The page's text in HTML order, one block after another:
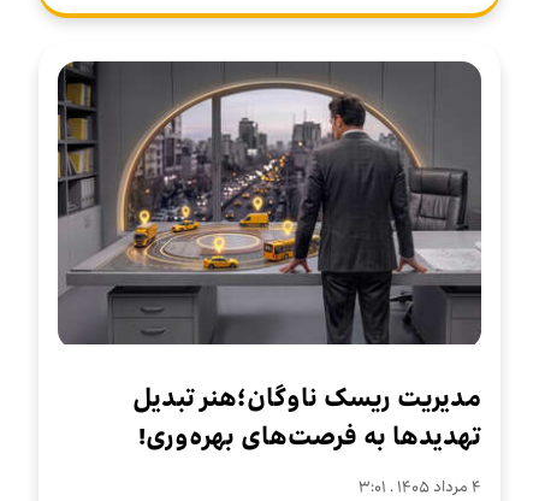
مدیریت ریسک ناوگان؛هنر تبدیل
تهدیدها به فرصت‌های بهره‌وری!
۴ مرداد ۱۴۰۵ . ۳:۰۱